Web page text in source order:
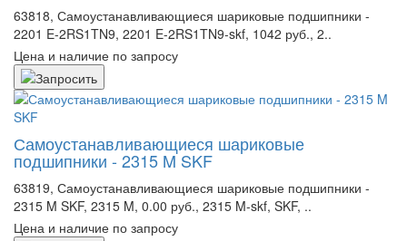
63818, Самоустанавливающиеся шариковые подшипники -
2201 E-2RS1TN9, 2201 E-2RS1TN9-skf, 1042 руб., 2..
Цена и наличие по запросу
Самоустанавливающиеся шариковые
подшипники - 2315 M SKF
63819, Самоустанавливающиеся шариковые подшипники -
2315 M SKF, 2315 M, 0.00 руб., 2315 M-skf, SKF, ..
Цена и наличие по запросу